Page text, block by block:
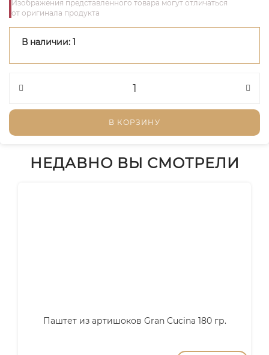
Изображения представленного товара могут отличаться
от оригинала продукта
В наличии: 1
В КОРЗИНУ
НЕДАВНО ВЫ СМОТРЕЛИ
Паштет из артишоков Gran Cucina 180 гр.